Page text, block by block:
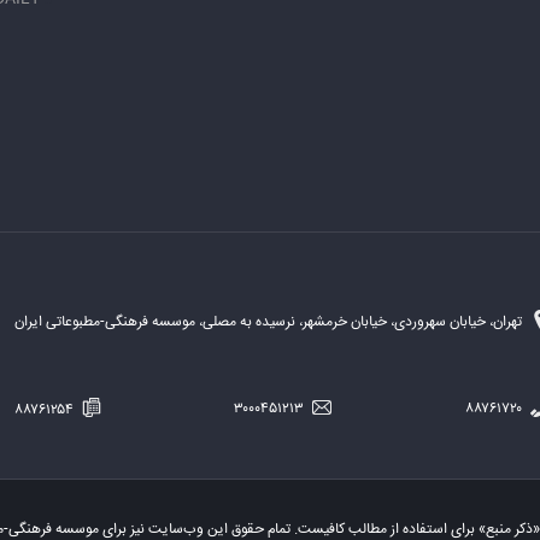
تهران، خیابان سهروردی، خیابان خرمشهر، نرسیده به مصلی، موسسه فرهنگی-مطبوعاتی ایران
«ذکر منبع» برای استفاده از مطالب کافیست. تمام حقوق این وب‌سایت نیز برای موسسه